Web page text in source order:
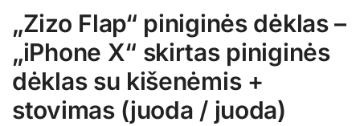
„Zizo Flap“ piniginės dėklas –
„iPhone X“ skirtas piniginės
dėklas su kišenėmis +
stovimas (juoda / juoda)